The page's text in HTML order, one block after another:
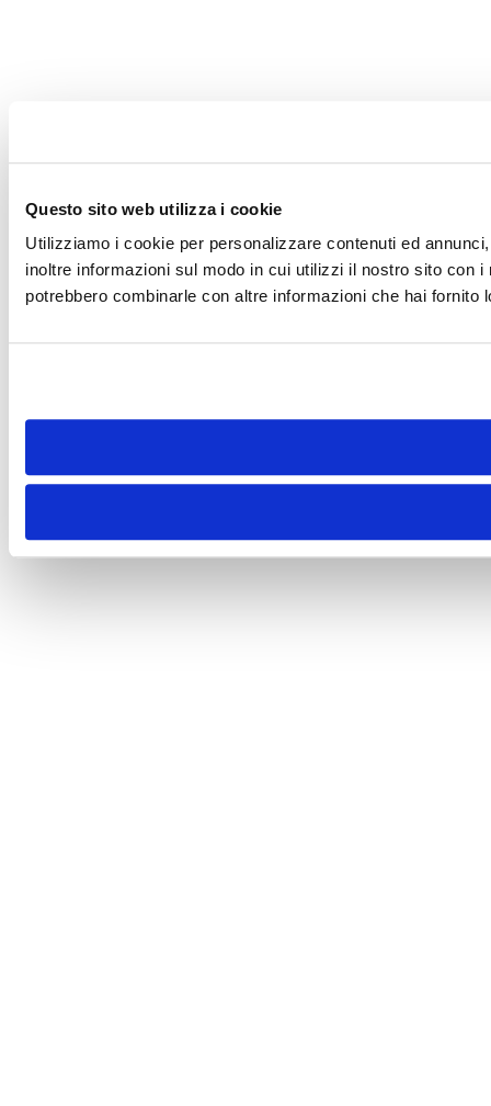
Questo sito web utilizza i cookie
Utilizziamo i cookie per personalizzare contenuti ed
inoltre informazioni sul modo in cui utilizzi il nostro sito con
potrebbero combinarle con altre informazioni che hai